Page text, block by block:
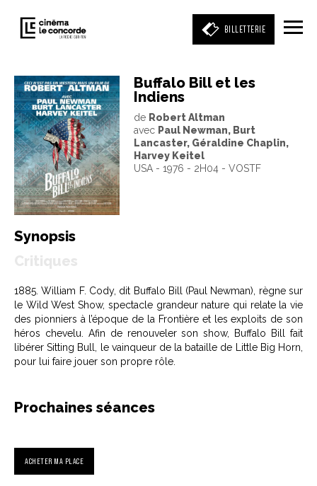
BILLETTERIE
Entrez votre mot clé
(film, réalisateur, acteur, événement)
Buffalo Bill et les
Indiens
de Robert Altman
avec Paul Newman, Burt
Lancaster, Géraldine Chaplin,
Harvey Keitel
USA - 1976 - 2H04 - VOSTF
Synopsis
1885. William F. Cody, dit Buffalo Bill (Paul Newman), règne sur
le Wild West Show, spectacle grandeur nature qui relate la vie
des pionniers à l’époque de la Frontière et les exploits de son
héros chevelu. Afin de renouveler son show, Buffalo Bill fait
libérer Sitting Bull, le vainqueur de la bataille de Little Big Horn,
pour lui faire jouer son propre rôle.
Prochaines séances
ACHETER MA PLACE